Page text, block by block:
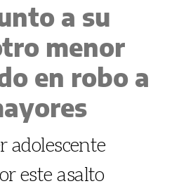
a su
menor
en robo a
adolescente
este asalto